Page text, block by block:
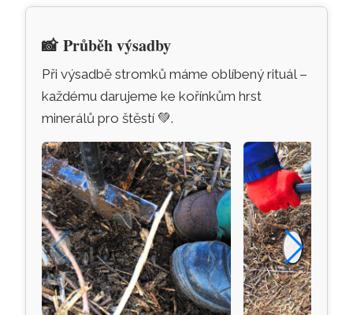
📸Průběh výsadby
Při výsadbě stromků máme oblíbený rituál –
každému darujeme ke kořínkům hrst
minerálů pro štěstí 💚.